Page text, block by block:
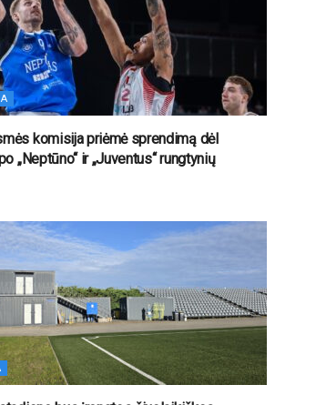
komisija priėmė sprendimą dėl
„Neptūno“ ir „Juventus“ rungtynių